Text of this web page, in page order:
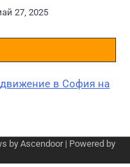
27, 2025
в София на
by Ascendoor| Powered by